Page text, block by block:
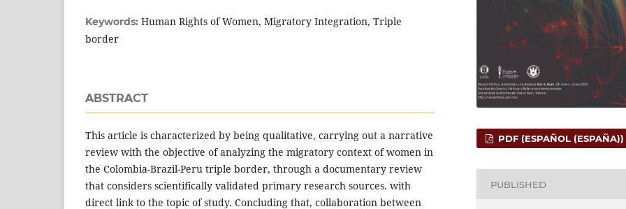
Keywords: Human Rights of Women, Migratory Integration, Triple
border
ABSTRACT
This article is characterized by being qualitative, carrying out a narrative
review with the objective of analyzing the migratory context of women in
the Colombia-Brazil-Peru triple border, through a documentary review
that considers scientifically validated primary research sources. with
direct link to the topic of study. Concluding that, collaboration between
PDF (ESPAÑOL (ESPAÑA))
PUBLISHED